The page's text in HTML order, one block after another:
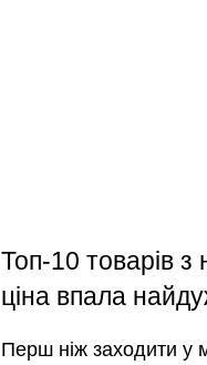
Топ-10 товарів
ціна впала
Перш ніж заходити у